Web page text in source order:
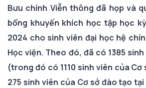
Bưu chính Viễn thông đã họp và
bổng khuyến khích học tập học
2024 cho sinh viên đại học hệ
Học viện. Theo đó, đã có 1385
(trong đó có 1110 sinh viên của Cơ
275 sinh viên của Cơ sở đào tạo